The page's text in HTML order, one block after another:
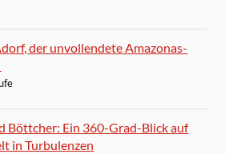
der unvollendete Amazonas-
Böttcher: Ein 360-Grad-Blick auf
in Turbulenzen